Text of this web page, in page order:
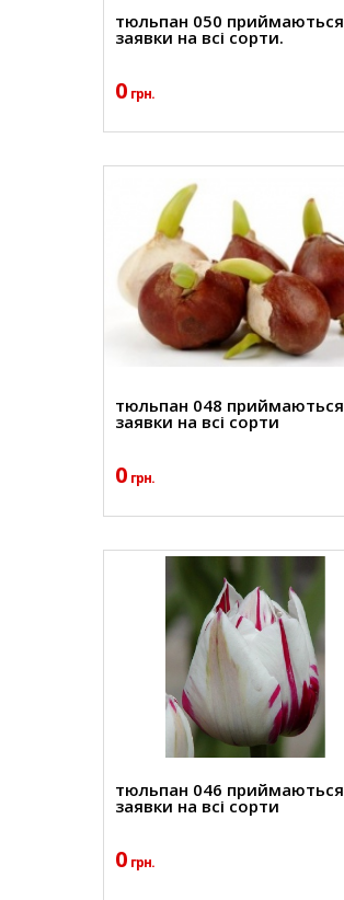
тюльпан 050 приймаються
заявки на всі сорти.
0 грн.
тюльпан 048 приймаються
заявки на всі сорти
0 грн.
тюльпан 046 приймаються
заявки на всі сорти
0 грн.